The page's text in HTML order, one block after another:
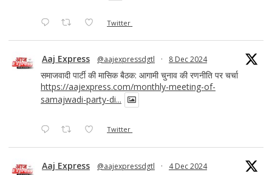
Twitter
Aaj Express @aajexpressdgtl · 8 Dec 2024
समाजवादी पार्टी की मासिक बैठक: आगामी चुनाव की रणनीति पर चर्चा
https://aajexpress.com/monthly-meeting-of-
samajwadi-party-di...
Twitter
Aaj Express @aajexpressdgtl · 4 Dec 2024